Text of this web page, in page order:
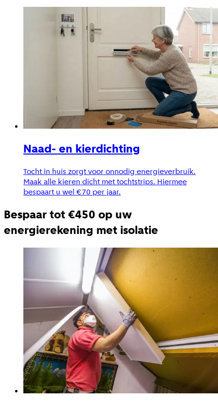
Naad- en kierdichting
Tocht in huis zorgt voor onnodig energieverbruik.
Maak alle kieren dicht met tochtstrips. Hiermee
bespaart u wel €70 per jaar.
Bespaar tot €450 op uw
energierekening met isolatie